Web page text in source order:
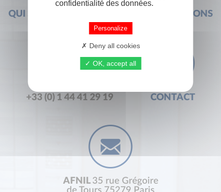
QUI SOMMES-NOUS ? FOIRE AUX QUESTIONS
+33 (0) 1 44 41 29 19 CONTACT
AFNIL 35 rue Grégoire
confidentialité des données.
Personalize
Deny all cookies
OK, accept all